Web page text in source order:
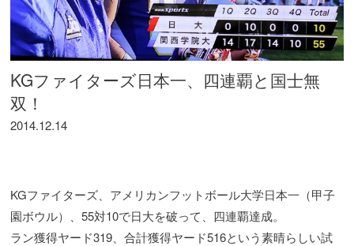
KGファイターズ日本一、四連覇と国士無
双！
2014.12.14
KGファイターズ、アメリカンフットボール大学日本一（甲子
園ボウル）、55対10で日大を破って、四連覇達成。
ラン獲得ヤード319、合計獲得ヤード516という素晴らしい試